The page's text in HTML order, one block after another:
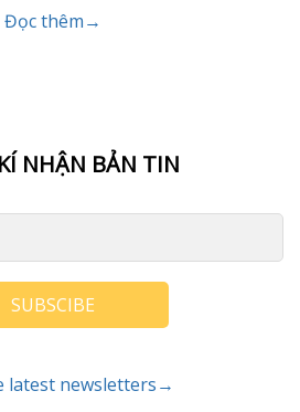
Đọc thêm→
NHẬN BẢN TIN
SUBSCIBE
latest newsletters→